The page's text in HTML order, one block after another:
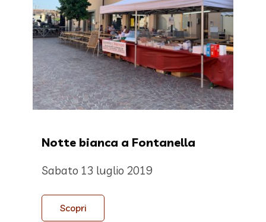
Notte bianca a Fontanella
Sabato 13 luglio 2019
Scopri